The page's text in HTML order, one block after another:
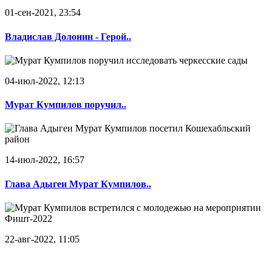
01-сен-2021, 23:54
Владислав Долонин - Герой..
04-июл-2022, 12:13
Мурат Кумпилов поручил..
14-июл-2022, 16:57
Глава Адыгеи Мурат Кумпилов..
22-авг-2022, 11:05